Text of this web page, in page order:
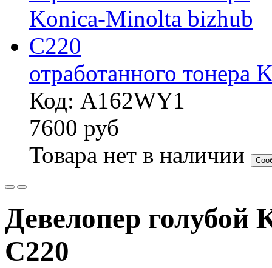
отработанного
Код: A162WY1
7600 руб
Товара нет в наличии
Девелопер
C220